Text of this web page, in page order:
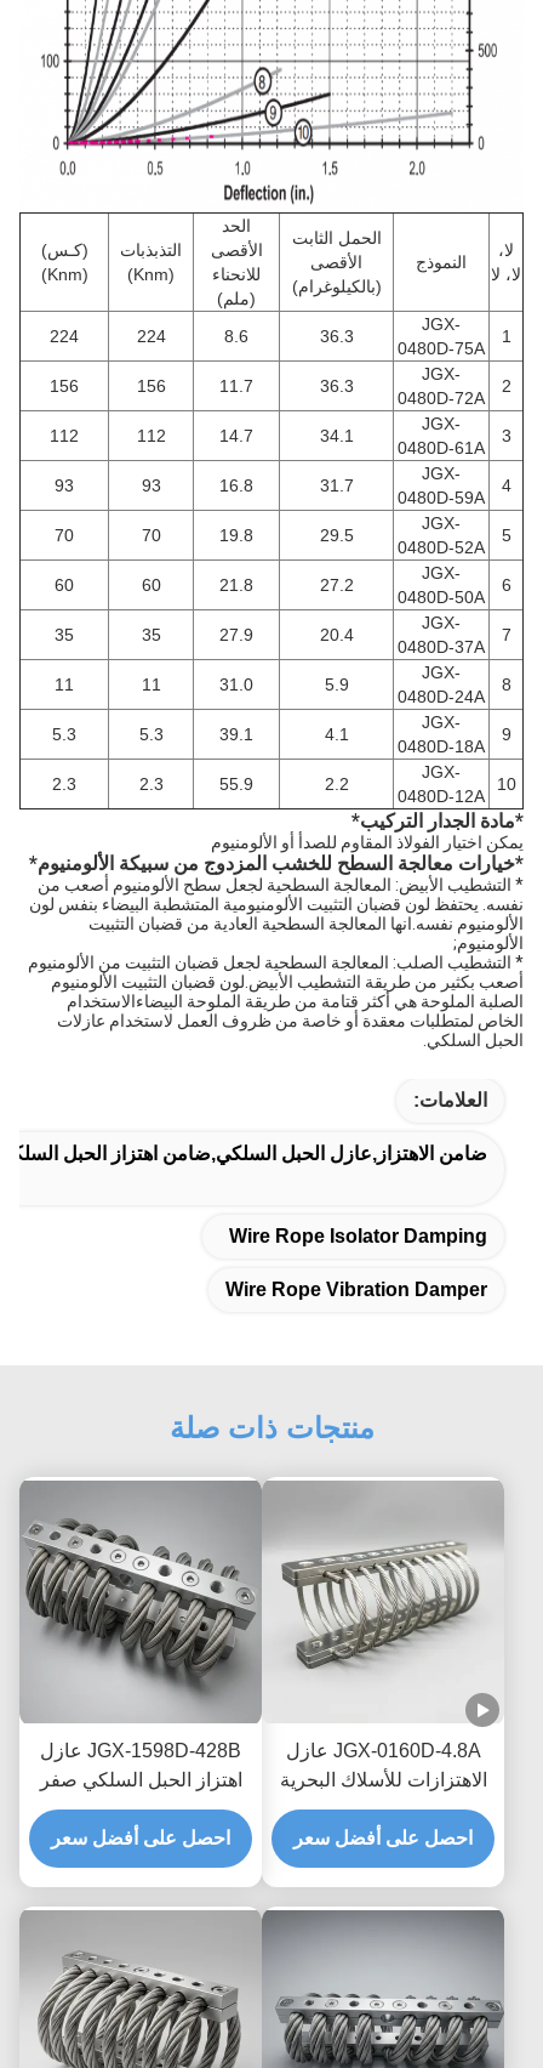
لا،
لا، لا
النموذج
الحمل الثابت
الأقصى
(بالكيلوغرام)
الحد
الأقصى
للانحناء
(ملم)
التذبذبات
(كـس)
JGX-
0480D-75A
36.3
8.6
224
224
2
JGX-
0480D-72A
36.3
11.7
156
156
3
JGX-
0480D-61A
34.1
14.7
112
112
4
JGX-
0480D-59A
31.7
16.8
93
93
5
JGX-
0480D-52A
29.5
19.8
70
70
6
JGX-
0480D-50A
27.2
21.8
60
60
7
JGX-
0480D-37A
20.4
27.9
35
35
8
JGX-
0480D-24A
5.9
31.0
11
11
9
JGX-
0480D-18A
4.1
39.1
5.3
5.3
10
JGX-
0480D-12A
2.2
55.9
2.3
2.3
مادة الجدار التركيب*
يمكن اختيار الفولاذ المقاوم للصدأ أو الألومنيوم
خيارات معالجة السطح للخشب المزدوج من سبيكة الألومنيوم*
* التشطيب الأبيض: المعالجة السطحية لجعل سطح الألومنيوم أصعب من
نفسه. يحتفظ لون قضبان التثبيت الألومنيومية المتشطبة البيضاء بنفس لون
الألومنيوم نفسه.انها المعالجة السطحية العادية من قضبان التثبيت
الألومنيوم;
* التشطيب الصلب: المعالجة السطحية لجعل قضبان التثبيت من الألومنيوم
أصعب بكثير من طريقة التشطيب الأبيض.لون قضبان التثبيت الألومنيوم
الصلبة الملوحة هي أكثر قتامة من طريقة الملوحة البيضاءالاستخدام
الخاص لمتطلبات معقدة أو خاصة من ظروف العمل لاستخدام عازلات
الحبل السلكي.
العلامات:
ضامن الاهتزاز,عازل الحبل السلكي,ضامن اهتزاز الحبل السلكي
Wire Rope Isolator Damping
Wire Rope Vibration Damper
منتجات ذات صلة
JGX-0160D-4.8A عازل
الاهتزازات للأسلاك البحرية
البحرية الخالية من الصيانة
احصل على أفضل سعر
JGX-1598D-428B عازل
اهتزاز الحبل السلكي صفر
الزحف التخفيف الاحتكاك
الخالي من الزيت لحماية
النقل البحري العابر
احصل على أفضل سعر